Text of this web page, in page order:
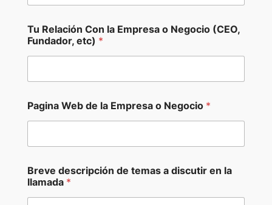
Tu Relación Con la Empresa o Negocio (CEO,
Fundador, etc) *
Pagina Web de la Empresa o Negocio *
e
C
ó
Breve descripción de temas a discutir en la
llamada *